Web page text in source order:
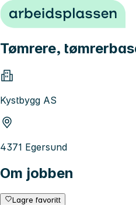
Hopp til innhold
Tømrere,
Kystbygg AS
4371 Egersund
Om jobben
Lagre favoritt